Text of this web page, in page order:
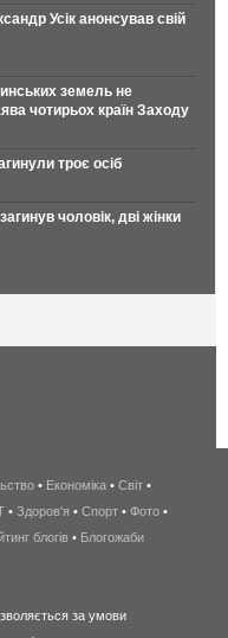
Усік анонсував свій
земель не
чотирьох країн Заходу
троє осіб
чоловік, дві жінки
беспроводной
интернет
киев
wimax
• Економіка • Світ •
• Здоров'я • Спорт • Фото •
блогів • Блогожаби
за умови